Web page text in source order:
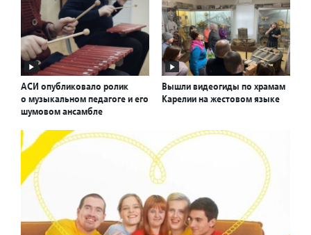
АСИ опубликовало ролик
о музыкальном педагоге и его
шумовом ансамбле
Вышли видеогиды по храмам
Карелии на жестовом языке